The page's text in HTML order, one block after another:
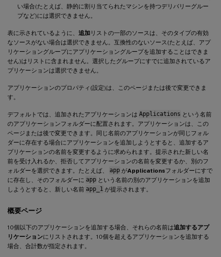
い場合(たとえば、静的に割り当てられたマシンを持つデリバリーグルー
プなど)には選択できません。
表に示されているように、 追加 リストの一部のソースは、そのタイプの有効
なソースがない場合は選択できません。互換性のないソース(たとえば、アプ
リケーショングループにアプリケーショングループを追加することはできま
せん)はリストに含まれません。選択したグループにすでに追加されているア
プリケーションは選択できません。
アプリケーションのプロパティ(設定)は、このページまたは後で変更できま
す。
デフォルトでは、追加されたアプリケーションは Applications という名前
のアプリケーションフォルダーに配置されます。アプリケーションは、この
ページまたは後で変更できます。同じ名前のアプリケーションが同じフォル
ダーに存在する場合にアプリケーションを追加しようとすると、追加するア
プリケーションの名前を変更するように求められます。提示された新しい名
前を受け入れるか、拒否してアプリケーションの名前を変更するか、別のフ
ォルダーを選択できます。たとえば、
app がApplicationsフォルダーにすで
に存在し、そのフォルダーに app という名前の別のアプリケーションを追加
しようとすると、新しい名前 app_1 が提示されます。
概要ページ
10個以下のアプリケーションを追加する場合、それらの名前は追加するアプ
リケーションにリストされます。10個を超えるアプリケーションを追加する
場合、合計数が指定されます。